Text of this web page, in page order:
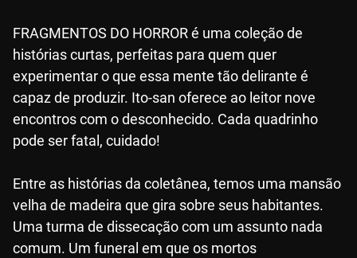
FRAGMENTOS DO HORROR é uma coleção de
histórias curtas, perfeitas para quem quer
experimentar o que essa mente tão delirante é
capaz de produzir. Ito-san oferece ao leitor nove
encontros com o desconhecido. Cada quadrinho
pode ser fatal, cuidado!
Entre as histórias da coletânea, temos uma mansão
velha de madeira que gira sobre seus habitantes.
Uma turma de dissecação com um assunto nada
comum. Um funeral em que os mortos